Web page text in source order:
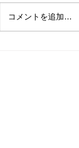
コメントを追加…